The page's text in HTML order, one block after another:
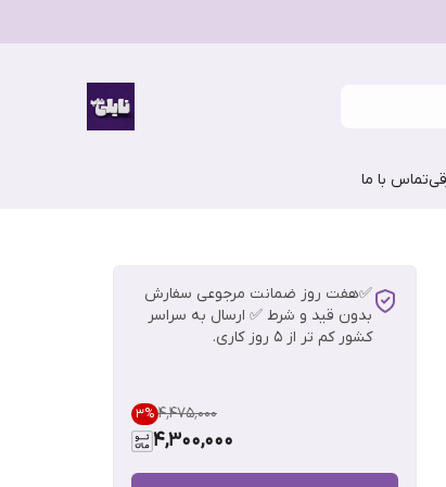
تماس با ما
✅هفت روز ضمانت مرجوعی سفارش
بدون قید و شرط ✅ ارسال به سراسر
کشور کم تر از 5 روز کاری.
۴٬۴۷۵٬۰۰۰ 3%
4,300,000